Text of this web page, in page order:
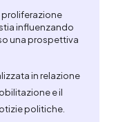
proliferazione
influenzando
una prospettiva
in relazione
e il
politiche.